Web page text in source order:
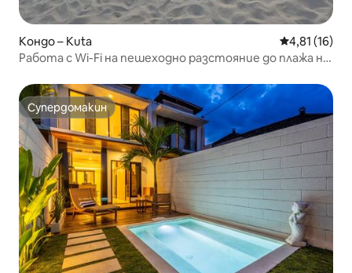
Кондо – Kuta Средна
4,81 (16)
Работа с Wi-Fi на пешеходно разстояние до плажа на
Супердомакин
Супердомакин